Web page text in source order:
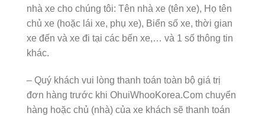
nhà xe cho chúng tôi: Tên nhà xe (tên xe), Họ tên
chủ xe (hoặc lái xe, phụ xe), Biển số xe, thời gian
xe đến và xe đi tại các bến xe,… và 1 số thông tin
khác.
– Quý khách vui lòng thanh toán toàn bộ giá trị
đơn hàng trước khi OhuiWhooKorea.Com chuyển
hàng hoặc chủ (nhà) của xe khách sẽ thanh toán